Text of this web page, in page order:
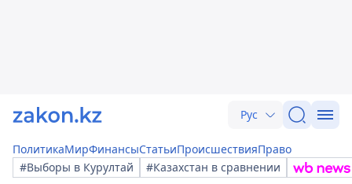
Рус
ПолитикаМирФинансыСтатьиПроисшествияПраво
#Выборы в Курултай
#Казахстан в сравнении